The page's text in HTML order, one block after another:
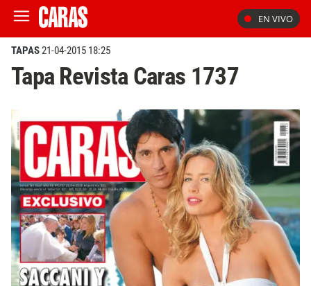
EN VIVO
TAPAS21-04-2015 18:25
Tapa Revista Caras 1737